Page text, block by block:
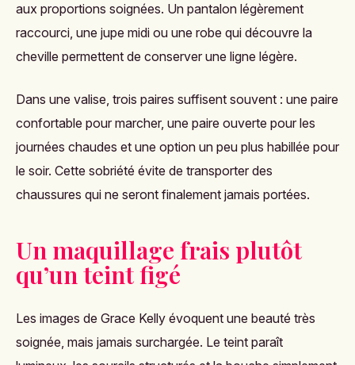
aux proportions soignées. Un pantalon légèrement
raccourci, une jupe midi ou une robe qui découvre la
cheville permettent de conserver une ligne légère.
Dans une valise, trois paires suffisent souvent : une paire
confortable pour marcher, une paire ouverte pour les
journées chaudes et une option un peu plus habillée pour
le soir. Cette sobriété évite de transporter des
chaussures qui ne seront finalement jamais portées.
Un maquillage frais plutôt
qu’un teint figé
Les images de Grace Kelly évoquent une beauté très
soignée, mais jamais surchargée. Le teint paraît